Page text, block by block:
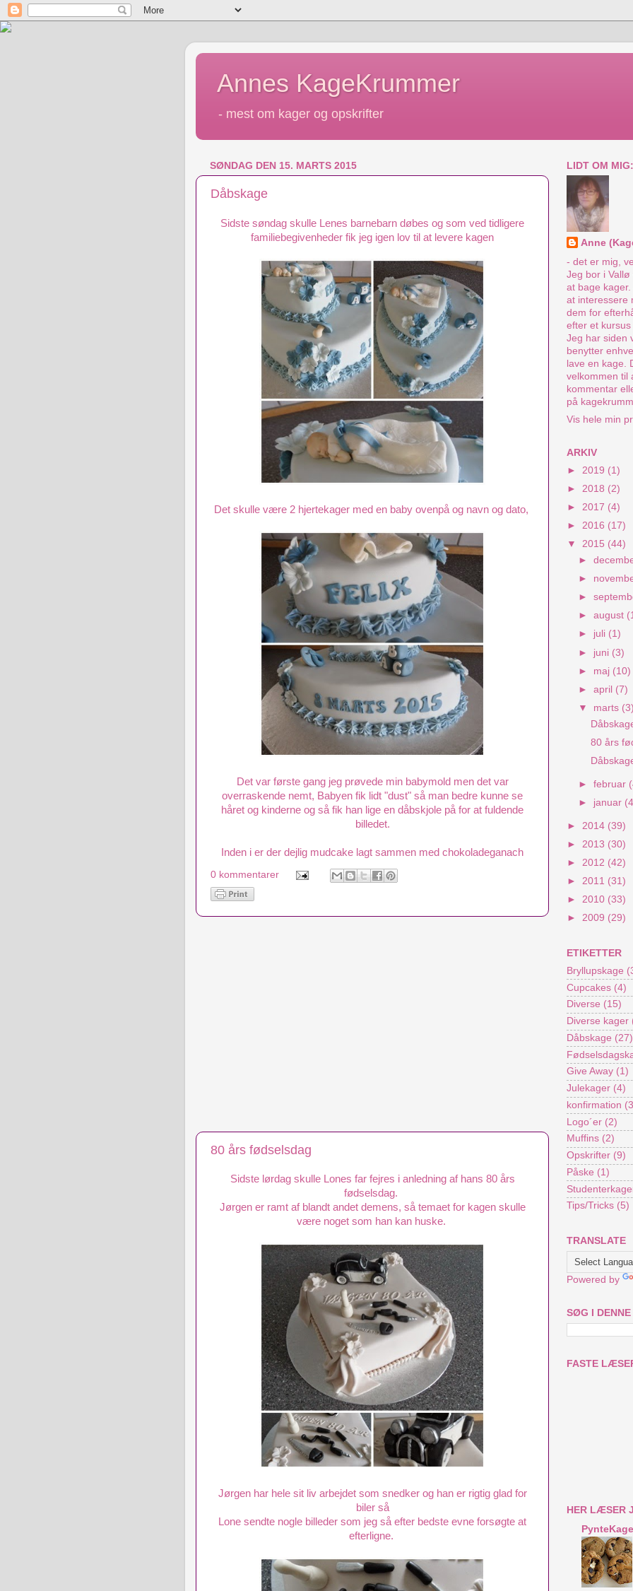
Annes KageKrummer
- mest om kager og opskrifter
SØNDAG DEN 15. MARTS 2015
Dåbskage
Sidste søndag skulle Lenes barnebarn døbes og som ved tidligere
familiebegivenheder fik jeg igen lov til at levere kagen
Det skulle være 2 hjertekager med en baby ovenpå og navn og dato,
Det var første gang jeg prøvede min babymold men det var
overraskende nemt, Babyen fik lidt "dust" så man bedre kunne se
håret og kinderne og så fik han lige en dåbskjole på for at fuldende
billedet.
Inden i er der dejlig mudcake lagt sammen med chokoladeganach
0 kommentarer
80 års fødselsdag
Sidste lørdag skulle Lones far fejres i anledning af hans 80 års
fødselsdag.
Jørgen er ramt af blandt andet demens, så temaet for kagen skulle
være noget som han kan huske.
Jørgen har hele sit liv arbejdet som snedker og han er rigtig glad for
biler så
Lone sendte nogle billeder som jeg så efter bedste evne forsøgte at
efterligne.
LIDT OM MIG:
Anne
- det er mig,
Jeg bor i
at bage
at interessere
dem for
efter et kursus
Jeg har siden
benytter
lave en kage.
velkommen til
kommentar
på
Vis hele min
ARKIV
► 2019 (1)
► 2018 (2)
► 2017 (4)
► 2016 (17)
▼ 2015 (44)
►
►
►
►august
► juli (1)
► juni (3)
► maj (10)
►april (7)
▼ marts (3)
80 års
►februar
► januar
► 2014 (39)
► 2013 (30)
► 2012 (42)
► 2011 (31)
► 2010 (33)
► 2009 (29)
ETIKETTER
Bryllupskage
Cupcakes (4)
Diverse (15)
Diverse kager
Dåbskage (27)
Give Away (1)
Julekager (4)
konfirmation
Logo´er (2)
Muffins (2)
Opskrifter (9)
Påske (1)
Tips/Tricks (5)
TRANSLATE
Powered by
SØG I
FASTE
HER LÆSER